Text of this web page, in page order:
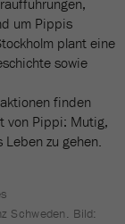
um Pippis
plant eine
sowie
finden
von Pippi: Mutig,
zu gehen.
Schweden. Bild: